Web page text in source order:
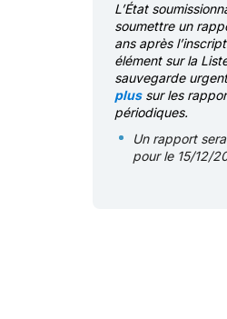
L’État
soumettre un
ans après
élément sur la
sauvegarde
plussur les
périodiques.
Un rapport
pour le 15/12/